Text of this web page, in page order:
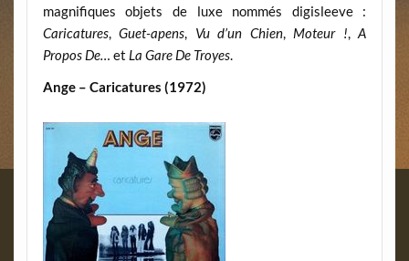
magnifiques objets de luxe nommés digisleeve :
Caricatures,Guet-apens Vu d’un Chien, Moteur ! ,A
Propos De…
et La Gare De Troyes.
Ange – Caricatures (1972)